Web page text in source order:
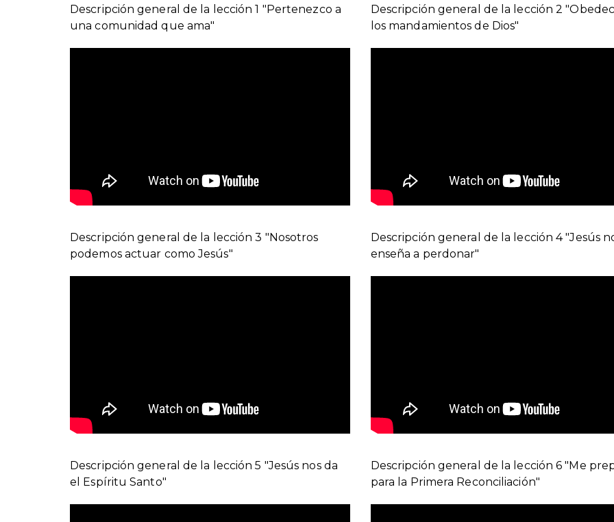
Descripción general de la lección 1 "Pertenezco a
una comunidad que ama"
Descripción general de la lección 3 "Nosotros
podemos actuar como Jesús"
Descripción general de la lección 5 "Jesús nos da
el Espíritu Santo"
Descripción general de la lección 2
los mandamientos de Dios"
Descripción general de la lección 4 "Jesús
enseña a perdonar"
Descripción general de la lección 6 "Me
para la Primera Reconciliación"